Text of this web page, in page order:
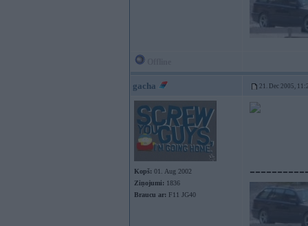
gacha 21. Dec 2005,
Kopš: 01. Aug 2002
Ziņojumi: 1836
Braucu ar: F11 JG40